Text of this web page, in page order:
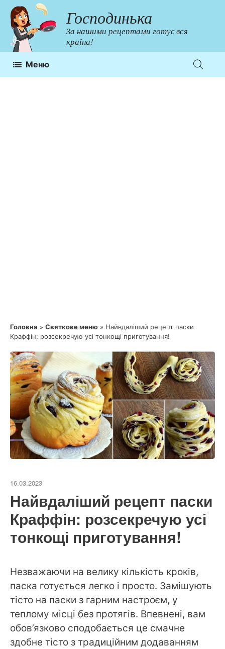
Перейти
до
контенту
Господинька
За нашими рецептами готує вся
країна!
Меню
Головна » Святкове меню » Найвдаліший рецепт паски
Краффін: розсекречую усі тонкощі приготування!
16.03.2023
Найвдаліший рецепт паски
Краффін: розсекречую усі
тонкощі приготування!
Незважаючи на велику кількість кроків,
паска готується легко і просто. Замішують
тісто на паски з гарним настроєм, у
теплому місці без протягів. Впевнені, вам
обов’язково сподобається це смачне
здобне тісто з традиційним додаванням